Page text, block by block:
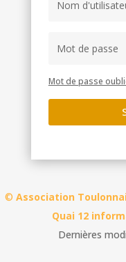
Mot de passe
© Association
Quai 12
Dernières